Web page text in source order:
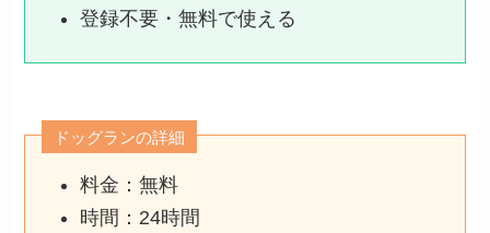
登録不要・無料で使える
ドッグランの詳細
料金：無料
時間：24時間